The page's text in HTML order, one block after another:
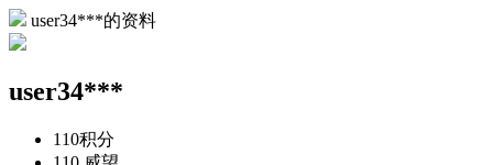
user34***的资料
user34***
110积分